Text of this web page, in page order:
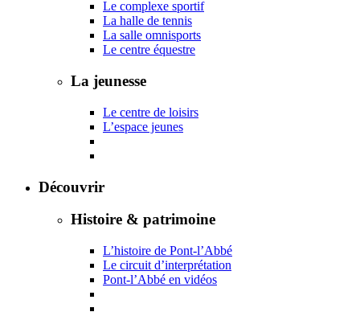
Le complexe sportif
La halle de tennis
La salle omnisports
Le centre équestre
La jeunesse
Le centre de loisirs
L’espace jeunes
Découvrir
Histoire & patrimoine
L’histoire de Pont-l’Abbé
Le circuit d’interprétation
Pont-l’Abbé en vidéos